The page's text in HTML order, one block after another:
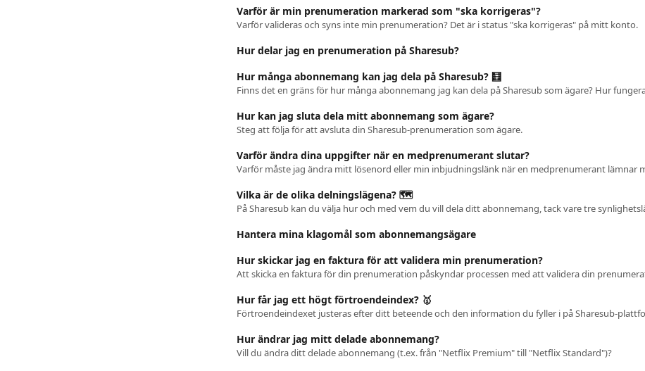
Varför är min prenumeration markerad som "ska korrigeras"?
Varför valideras och syns inte min prenumeration? Det är i status "ska korrigeras" på mitt konto.
Hur delar jag en prenumeration på Sharesub?
Hur många abonnemang kan jag dela på Sharesub? 🧮
Finns det en gräns för hur många abonnemang jag kan dela på Sharesub som ägare? Hur
Hur kan jag sluta dela mitt abonnemang som ägare?
Steg att följa för att avsluta din Sharesub-prenumeration som ägare.
Varför ändra dina uppgifter när en medprenumerant slutar?
Varför måste jag ändra mitt lösenord eller min inbjudningslänk när en medprenumerant lämnar
Vilka är de olika delningslägena? 🗺️
På Sharesub kan du välja hur och med vem du vill dela ditt abonnemang, tack vare tre
Hantera mina klagomål som abonnemangsägare
Hur skickar jag en faktura för att validera min prenumeration?
Hur får jag ett högt förtroendeindex? 🥇
Förtroendeindexet justeras efter ditt beteende och den information du fyller i på Sharesub-
Hur ändrar jag mitt delade abonnemang?
Vill du ändra ditt delade abonnemang (t.ex. från "Netflix Premium" till "Netflix Standard")?